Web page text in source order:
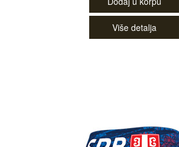
Više detalja